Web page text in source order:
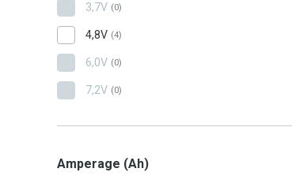
3,7V (0)
4,8V (4)
6,0V (0)
7,2V (0)
Amperage (Ah)